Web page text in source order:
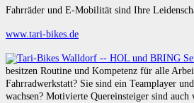
Fahrräder und E-Mobilität sind Ihre
www.tari-bikes.de
besitzen Routine und Kompetenz für alle
Fahrradwerkstatt? Sie sind ein Teamplayer
wachsen? Motivierte Quereinsteiger sind